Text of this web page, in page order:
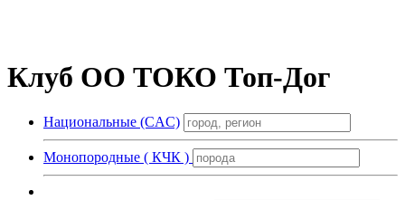
Клуб ОО ТОКО Топ-Дог
Национальные (CAC)
Монопородные ( КЧК )